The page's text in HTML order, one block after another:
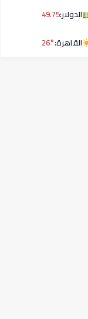
الدولار:49.75
القاهرة:26°